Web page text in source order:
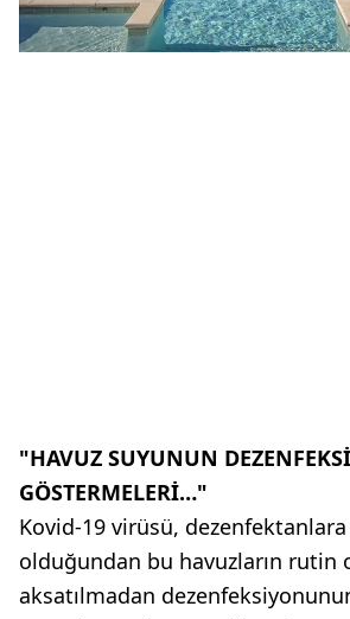
"HAVUZ SUYUNUN
GÖSTERMELERİ…"
Kovid-19 virüsü, dezenfektanlara
olduğundan bu havuzların rutin
aksatılmadan